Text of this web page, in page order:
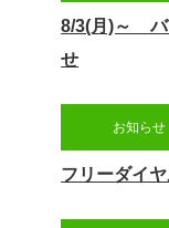
8/3(月)～ バ
せ
お知らせ
フリーダイ